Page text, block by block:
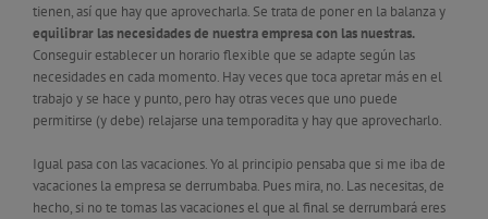
tienen, así que hay que aprovecharla. Se trata de poner en la balanza y
equilibrar las necesidades de nuestra empresa con las nuestras.
Conseguir establecer un horario flexible que se adapte según las
necesidades en cada momento. Hay veces que toca apretar más en el
trabajo y se hace y punto, pero hay otras veces que uno puede
permitirse (y debe) relajarse una temporadita y hay que aprovecharlo.
Igual pasa con las vacaciones. Yo al principio pensaba que si me iba de
vacaciones la empresa se derrumbaba. Pues mira, no. Las necesitas, de
hecho, si no te tomas las vacaciones el que al final se derrumbará eres